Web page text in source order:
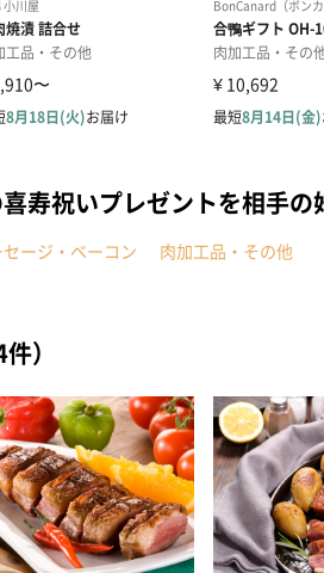
寿祝いプレゼントを相手
ージ・ベーコン 肉加工品・その他
）